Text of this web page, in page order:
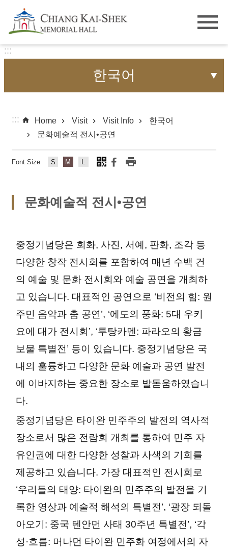
Skip to main content
:::
한국어
::: Home Visit Visit Info
한국어
문화예술적 전시•공연
Font Size
Fo
ze
all
Fo
ze
iu
m
Fo
ze
문화예술적 전시•공연
중정기념당은 회화, 사진, 서예, 판화, 조각 등
다양한 창작 전시회를 포함하여 매년 수백 건
의 예술 및 문화 전시회와 예술 공연을 개최하
고 있습니다. 대표적인 공연으로 ‘비전의 힘: 원
주민 음악과 춤 공연’, ‘에도의 풍화: 5대 우키
요에 대가 전시회’, ‘투탕카멘: 파라오의 황금
보물 특별전’ 등이 있습니다. 중정기념당은 국
내의 훌륭하고 다양한 문화 예술과 공연 발전
에 이바지하는 중요한 장소로 발돋움하였습니
다.
중정기념당은 타이완 민주주의 발전의 역사적
장소로서 많은 전람회 개최를 통하여 민주 자
유인권에 대한 다양한 성찰과 사색의 기회를
제공하고 있습니다. 가장 대표적인 전시회로
‘우리들의 태양: 타이완의 민주주의 발전을 기
록한 영상과 예술적 해석의 특별전’, ‘광장 되돌
아오기: 중국 텐안먼 사태 30주년 특별전’, ‘각
성·흐름: 머나먼 타이완 민주화 여정에서의 자